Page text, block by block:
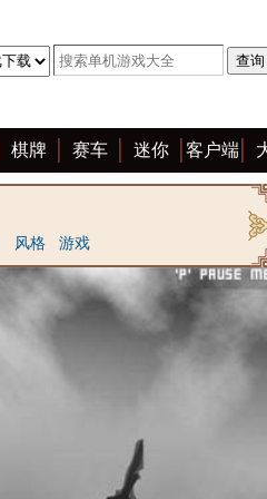
棋牌 赛车 迷你 客户端
风格 游戏